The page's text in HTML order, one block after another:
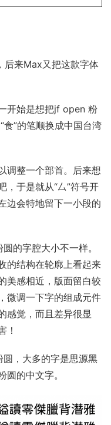
后来Max又把这款字体
开始是想把jf open 粉
食”的笔顺换成中国台湾
调整一个部首。后来想
，于是就从“厶”符号开
边会特地留下一小段的
的字腔大小不一样。
的结构在轮廓上看起来
美感相近，版面留白较
微调一下字的组成元件
感觉，而且差异很显
！
，大多的字是思源黑
的中文字。